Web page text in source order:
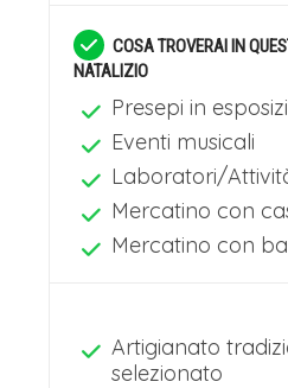
autentica e
monumentale
spettacolare
luminose
riflessi dorati si
pietra scura della
un’esclusiva del
COSA TROVERAI IN
NATALIZIO
Presepi in
Eventi musicali
Laboratori/
Mercatino con
Mercatino con
Artigianato
selezionato